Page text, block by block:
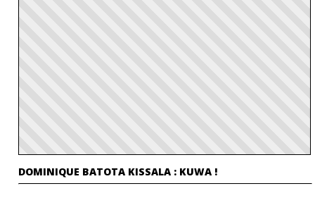
DOMINIQUE BATOTA KISSALA : KUWA !